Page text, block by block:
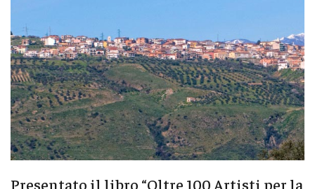
Presentato il libro “Oltre 100 Artisti per la